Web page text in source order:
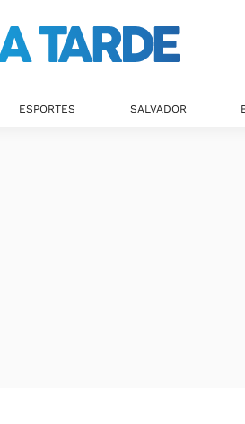
ESPORTES SALVADOR